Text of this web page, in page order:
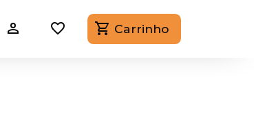
Carrinho